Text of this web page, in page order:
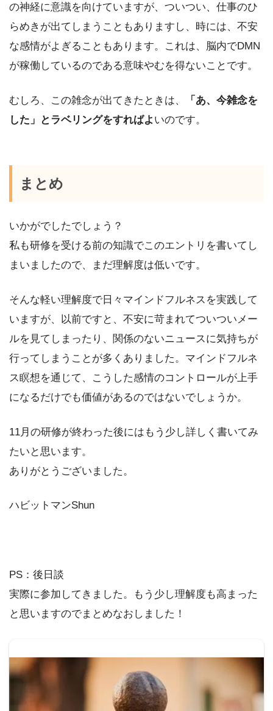
の神経に意識を向けていますが、ついつい、仕事のひ
らめきが出てしまうこともありますし、時には、不安
な感情がよぎることもあります。これは、脳内でDMN
が稼働しているのである意味やむを得ないことです。
むしろ、この雑念が出てきたときは、
「あ、今雑念を
した」とラベリングをすればよいのです。
まとめ
いかがでしたでしょう？
私も研修を受ける前の知識でこのエントリを書いてし
まいましたので、まだ理解度は低いです。
そんな軽い理解度で日々マインドフルネスを実践して
いますが、以前ですと、不安に苛まれてついついメー
ルを見てしまったり、関係のないニュースに気持ちが
行ってしまうことが多くありました。マインドフルネ
ス瞑想を通じて、こうした感情のコントロールが上手
になるだけでも価値があるのではないでしょうか。
11月の研修が終わった後にはもう少し詳しく書いてみ
たいと思います。
ありがとうございました。
ハビットマンShun
PS：後日談
実際に参加してきました。もう少し理解度も高まった
と思いますのでまとめなおしました！